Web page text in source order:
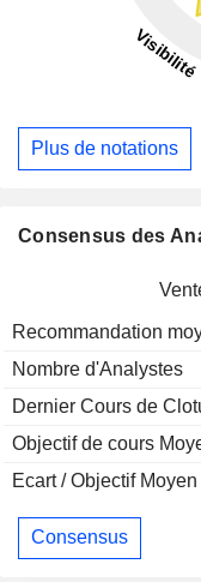
Plus de notations
Consensus des
Recommandation
Nombre d'Analystes
Dernier Cours de
Objectif de cours
Ecart / Objectif Moyen
Consensus